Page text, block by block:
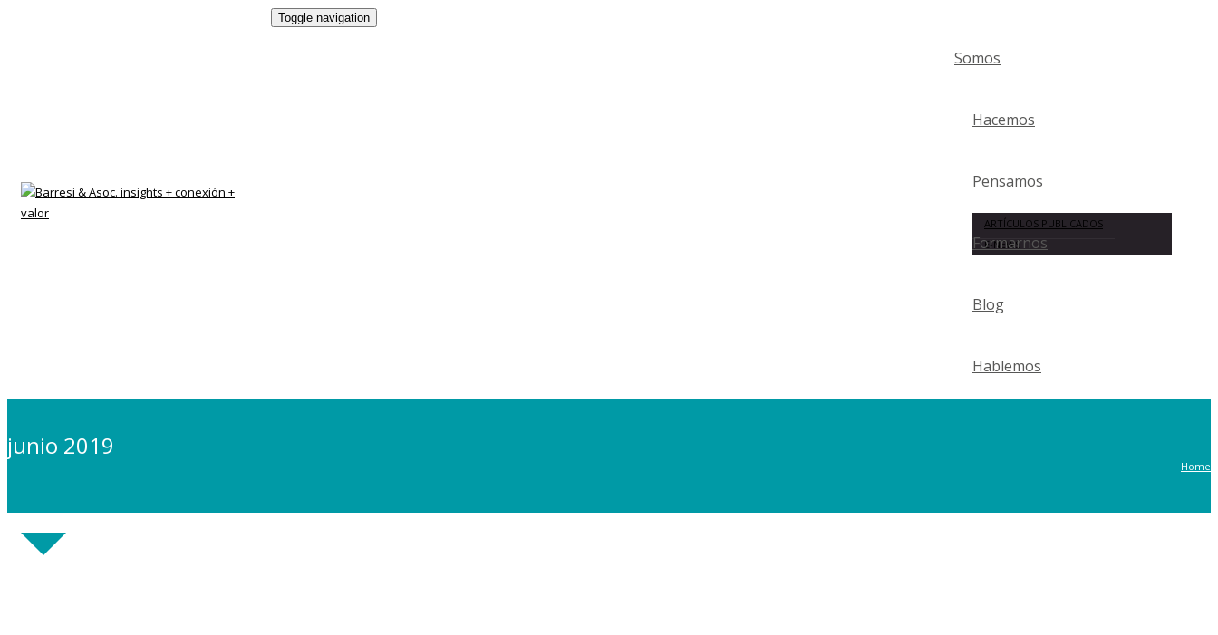
Toggle navigation
Somos
Hacemos
Pensamos
ARTÍCULOS PUBLICADOS
E-NEWS
Formarnos
Blog
Hablemos
junio 2019
Home